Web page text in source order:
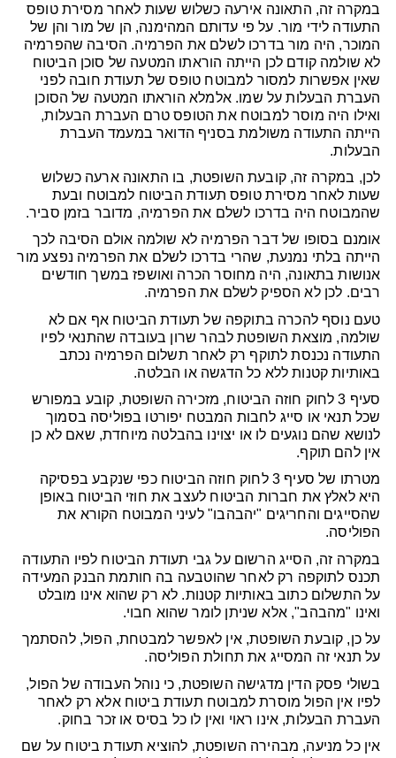
במקרה זה, התאונה אירעה כשלוש שעות לאחר מסירת טופס
התעודה לידי מור. על פי עדותם המהימנה, הן של מור והן של
המוכר, היה מור בדרכו לשלם את הפרמיה. הסיבה שהפרמיה
לא שולמה קודם לכן הייתה הוראתו המטעה של סוכן הביטוח
שאין אפשרות למסור למבוטח טופס של תעודת חובה לפני
העברת הבעלות על שמו. אלמלא הוראתו המטעה של הסוכן
ואילו היה מוסר למבוטח את הטופס טרם העברת הבעלות,
הייתה התעודה משולמת בסניף הדואר במעמד העברת
הבעלות.
לכן, במקרה זה, קובעת השופטת, בו התאונה ארעה כשלוש
שעות לאחר מסירת טופס תעודת הביטוח למבוטח ובעת
שהמבוטח היה בדרכו לשלם את הפרמיה, מדובר בזמן סביר.
אומנם בסופו של דבר הפרמיה לא שולמה אולם הסיבה לכך
הייתה בלתי נמנעת, שהרי בדרכו לשלם את הפרמיה נפצע מור
אנושות בתאונה, היה מחוסר הכרה ואושפז במשך חודשים
רבים. לכן לא הספיק לשלם את הפרמיה.
טעם נוסף להכרה בתוקפה של תעודת הביטוח אף אם לא
שולמה, מוצאת השופטת לבהר שרון בעובדה שהתנאי לפיו
התעודה נכנסת לתוקף רק לאחר תשלום הפרמיה נכתב
באותיות קטנות ללא כל הדגשה או הבלטה.
סעיף 3 לחוק חוזה הביטוח, מזכירה השופטת, קובע במפורש
שכל תנאי או סייג לחבות המבטח יפורטו בפוליסה בסמוך
לנושא שהם נוגעים לו או יצוינו בהבלטה מיוחדת, שאם לא כן
אין להם תוקף.
מטרתו של סעיף 3 לחוק חוזה הביטוח כפי שנקבע בפסיקה
היא לאלץ את חברות הביטוח לעצב את חוזי הביטוח באופן
שהסייגים והחריגים "יהבהבו" לעיני המבוטח הקורא את
הפוליסה.
במקרה זה, הסייג הרשום על גבי תעודת הביטוח לפיו התעודה
תכנס לתוקפה רק לאחר שהוטבעה בה חותמת הבנק המעידה
על התשלום כתוב באותיות קטנות. לא רק שהוא אינו מובלט
ואינו "מהבהב", אלא שניתן לומר שהוא חבוי.
על כן, קובעת השופטת, אין לאפשר למבטחת, הפול, להסתמך
על תנאי זה המסייג את תחולת הפוליסה.
בשולי פסק הדין מדגישה השופטת, כי נוהל העבודה של הפול,
לפיו אין הפול מוסרת למבוטח תעודת ביטוח אלא רק לאחר
העברת הבעלות, אינו ראוי ואין לו כל בסיס או זכר בחוק.
אין כל מניעה, מבהירה השופטת, להוציא תעודת ביטוח על שם